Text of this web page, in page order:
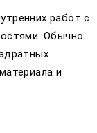
работ с
Обычно
и